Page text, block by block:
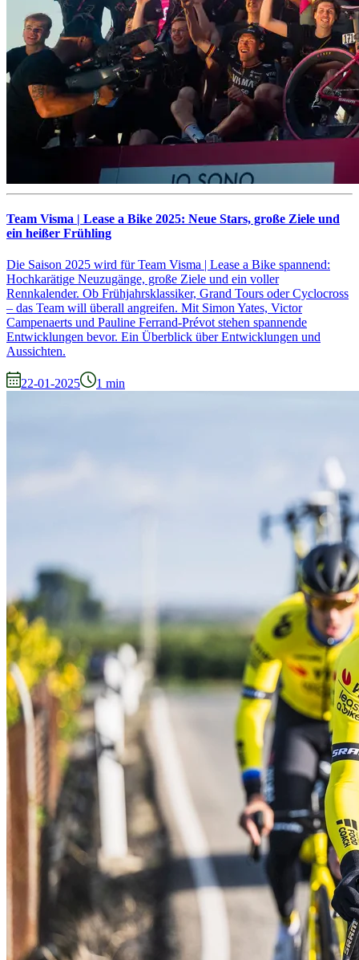
Team Visma | Lease a Bike 2025: Neue Stars, große Ziele und
ein heißer Frühling
Die Saison 2025 wird für Team Visma | Lease a Bike spannend:
Hochkarätige Neuzugänge, große Ziele und ein voller
Rennkalender. Ob Frühjahrsklassiker, Grand Tours oder Cyclocross
– das Team will überall angreifen. Mit Simon Yates, Victor
Campenaerts und Pauline Ferrand-Prévot stehen spannende
Entwicklungen bevor. Ein Überblick über Entwicklungen und
Aussichten.
22-01-2025 1 min